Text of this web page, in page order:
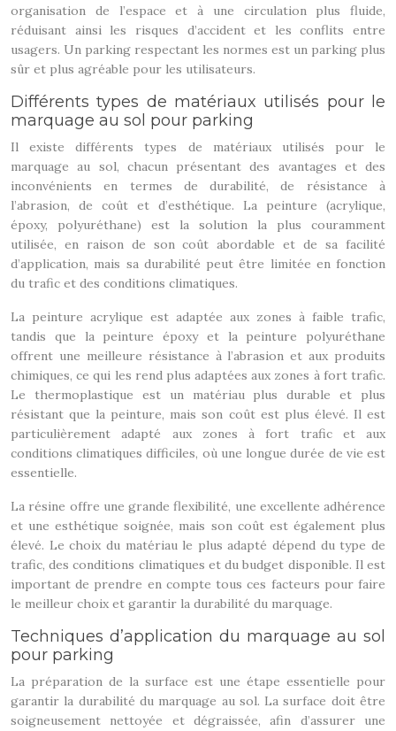
organisation de l’espace et à une circulation plus fluide,
réduisant ainsi les risques d’accident et les conflits entre
usagers. Un parking respectant les normes est un parking plus
sûr et plus agréable pour les utilisateurs.
Différents types de matériaux utilisés pour le
marquage au sol pour parking
Il existe différents types de matériaux utilisés pour le
marquage au sol, chacun présentant des avantages et des
inconvénients en termes de durabilité, de résistance à
l’abrasion, de coût et d’esthétique. La peinture (acrylique,
époxy, polyuréthane) est la solution la plus couramment
utilisée, en raison de son coût abordable et de sa facilité
d’application, mais sa durabilité peut être limitée en fonction
du trafic et des conditions climatiques.
La peinture acrylique est adaptée aux zones à faible trafic,
tandis que la peinture époxy et la peinture polyuréthane
offrent une meilleure résistance à l’abrasion et aux produits
chimiques, ce qui les rend plus adaptées aux zones à fort trafic.
Le thermoplastique est un matériau plus durable et plus
résistant que la peinture, mais son coût est plus élevé. Il est
particulièrement adapté aux zones à fort trafic et aux
conditions climatiques difficiles, où une longue durée de vie est
essentielle.
La résine offre une grande flexibilité, une excellente adhérence
et une esthétique soignée, mais son coût est également plus
élevé. Le choix du matériau le plus adapté dépend du type de
trafic, des conditions climatiques et du budget disponible. Il est
important de prendre en compte tous ces facteurs pour faire
le meilleur choix et garantir la durabilité du marquage.
Techniques d’application du marquage au sol
pour parking
La préparation de la surface est une étape essentielle pour
garantir la durabilité du marquage au sol. La surface doit être
soigneusement nettoyée et dégraissée, afin d’assurer une